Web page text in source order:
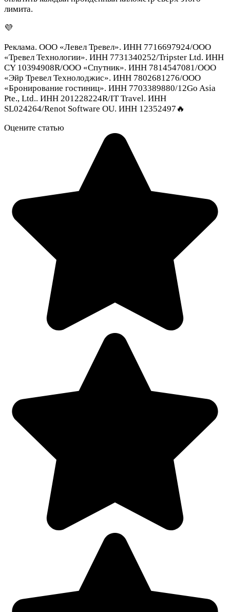
лимита.
💜
Реклама. ООО «Левел Тревел». ИНН 7716697924/ООО
«Тревел Технологии». ИНН 7731340252/Tripster Ltd. ИНН
CY 10394908R/ООО «Спутник». ИНН 7814547081/ООО
«Эйр Тревел Технолоджис». ИНН 7802681276/ООО
«Бронирование гостиниц». ИНН 7703389880/12Go Asia
Pte., Ltd.. ИНН 201228224R/IT Travel. ИНН
SL024264/Renot Software OU. ИНН 12352497🔥
Оцените статью